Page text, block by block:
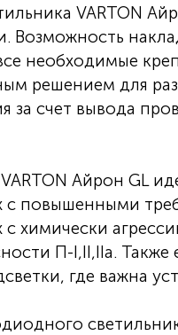
VARTON
Возможность
необходимые
решением для
за счет вывода
Айрон GL
повышенными
химически
П-I,II,IIа.
где важна